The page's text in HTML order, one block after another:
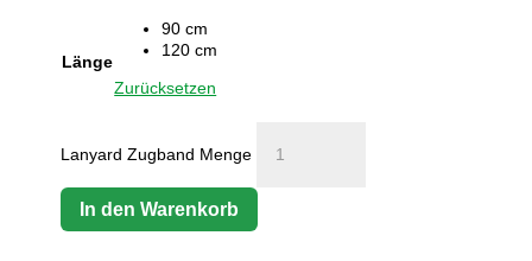
Länge
90 cm
120 cm
Zurücksetzen
Lanyard Zugband Menge
In den Warenkorb